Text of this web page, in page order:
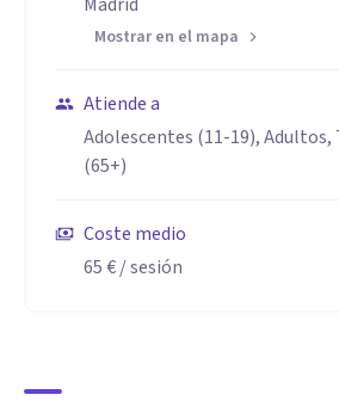
Mostrar en el mapa
Atiende a
Adolescentes (11-19), Adultos,
(65+)
Coste medio
65 €/ sesión